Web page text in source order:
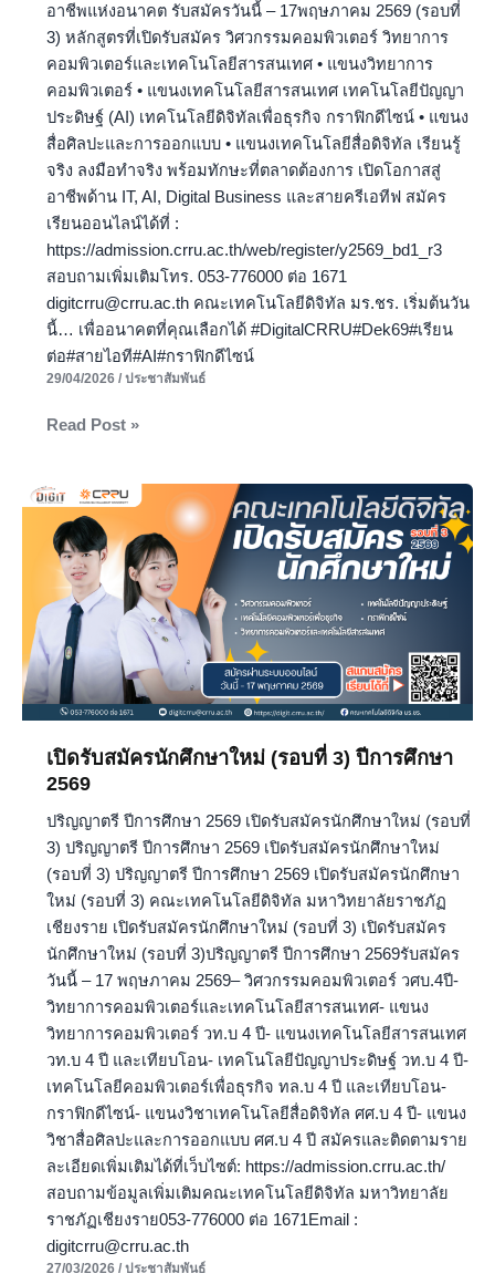
อาชีพแห่งอนาคต รับสมัครวันนี้ – 17พฤษภาคม 2569 (รอบที่
3) หลักสูตรที่เปิดรับสมัคร วิศวกรรมคอมพิวเตอร์ วิทยาการ
คอมพิวเตอร์และเทคโนโลยีสารสนเทศ • แขนงวิทยาการ
คอมพิวเตอร์ • แขนงเทคโนโลยีสารสนเทศ เทคโนโลยีปัญญา
ประดิษฐ์ (AI) เทคโนโลยีดิจิทัลเพื่อธุรกิจ กราฟิกดีไซน์ • แขนง
สื่อศิลปะและการออกแบบ • แขนงเทคโนโลยีสื่อดิจิทัล เรียนรู้
จริง ลงมือทำจริง พร้อมทักษะที่ตลาดต้องการ เปิดโอกาสสู่
อาชีพด้าน IT, AI, Digital Business และสายครีเอทีฟ สมัคร
เรียนออนไลน์ได้ที่ :
https://admission.crru.ac.th/web/register/y2569_bd1_r3
สอบถามเพิ่มเติมโทร. 053-776000 ต่อ 1671
digitcrru@crru.ac.th คณะเทคโนโลยีดิจิทัล มร.ชร. เริ่มต้นวัน
นี้… เพื่ออนาคตที่คุณเลือกได้ #DigitalCRRU#Dek69#เรียน
ต่อ#สายไอที#AI#กราฟิกดีไซน์
29/04/2026 / ประชาสัมพันธ์
Read Post »
เปิดรับสมัครนักศึกษาใหม่ (รอบที่ 3) ปีการศึกษา
2569
ปริญญาตรี ปีการศึกษา 2569 เปิดรับสมัครนักศึกษาใหม่ (รอบที่
3) ปริญญาตรี ปีการศึกษา 2569 เปิดรับสมัครนักศึกษาใหม่
(รอบที่ 3) ปริญญาตรี ปีการศึกษา 2569 เปิดรับสมัครนักศึกษา
ใหม่ (รอบที่ 3) คณะเทคโนโลยีดิจิทัล มหาวิทยาลัยราชภัฏ
เชียงราย เปิดรับสมัครนักศึกษาใหม่ (รอบที่ 3) เปิดรับสมัคร
นักศึกษาใหม่ (รอบที่ 3)ปริญญาตรี ปีการศึกษา 2569รับสมัคร
วันนี้ – 17 พฤษภาคม 2569– วิศวกรรมคอมพิวเตอร์ วศบ.4ปี-
วิทยาการคอมพิวเตอร์และเทคโนโลยีสารสนเทศ- แขนง
วิทยาการคอมพิวเตอร์ วท.บ 4 ปี- แขนงเทคโนโลยีสารสนเทศ
วท.บ 4 ปี และเทียบโอน- เทคโนโลยีปัญญาประดิษฐ์ วท.บ 4 ปี-
เทคโนโลยีคอมพิวเตอร์เพื่อธุรกิจ ทล.บ 4 ปี และเทียบโอน-
กราฟิกดีไซน์- แขนงวิชาเทคโนโลยีสื่อดิจิทัล ศศ.บ 4 ปี- แขนง
วิชาสื่อศิลปะและการออกแบบ ศศ.บ 4 ปี สมัครและติดตามราย
ละเอียดเพิ่มเติมได้ที่เว็บไซต์: https://admission.crru.ac.th/
สอบถามข้อมูลเพิ่มเติมคณะเทคโนโลยีดิจิทัล มหาวิทยาลัย
ราชภัฏเชียงราย053-776000 ต่อ 1671Email :
digitcrru@crru.ac.th
27/03/2026 / ประชาสัมพันธ์
เปิด
รับ
สมัคร
นักศึกษา
ใหม่
(รอบ
ที่
3)
ปี
ศึกษา
2569